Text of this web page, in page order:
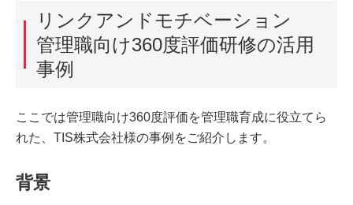
リンクアンドモチベーション
管理職向け360度評価研修の活用
事例
ここでは管理職向け360度評価を管理職育成に役立てら
れた、TIS株式会社様の事例をご紹介します。
背景